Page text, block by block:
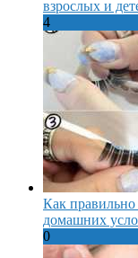
взрослых и
4
Как
домашних
0